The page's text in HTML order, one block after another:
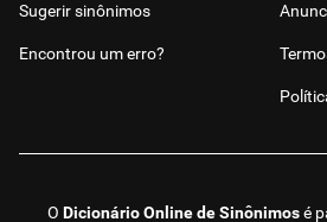
O Dicionário Online de Sinônimosé
Sugerir sinônimos
Encontrou um erro?